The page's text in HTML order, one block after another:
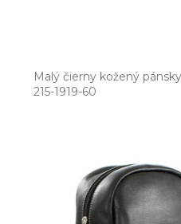
Malý čierny kožený
215­-1919­-60